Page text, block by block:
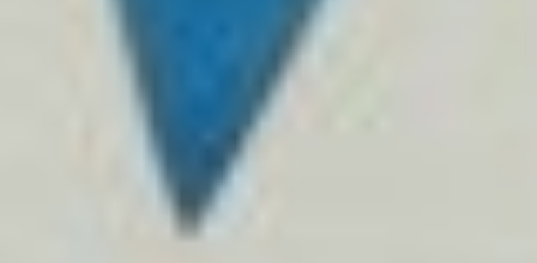
Help mee en steun
Door mijn bijdrage ondersteun ik Bits
of Freedom, dat kan maandelijks of